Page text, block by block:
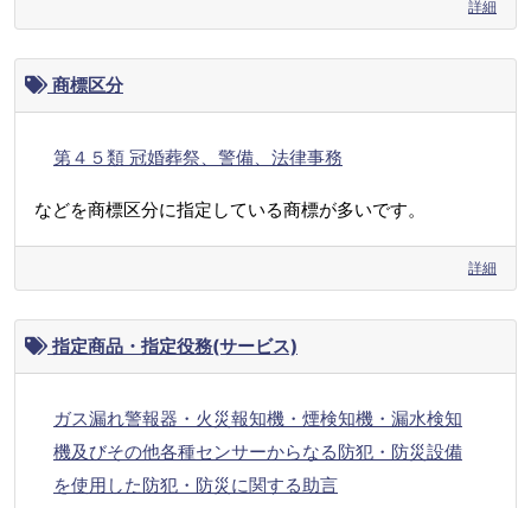
詳細
商標区分
第４５類 冠婚葬祭、警備、法律事務
などを商標区分に指定している商標が多いです。
詳細
指定商品・指定役務(サービス)
ガス漏れ警報器・火災報知機・煙検知機・漏水検知
機及びその他各種センサーからなる防犯・防災設備
を使用した防犯・防災に関する助言